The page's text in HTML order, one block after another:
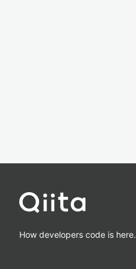
How developers code is here.